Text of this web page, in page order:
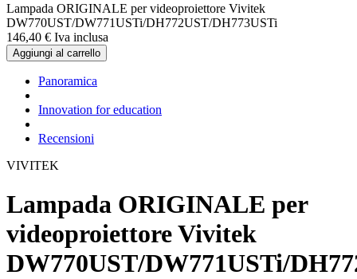
Lampada ORIGINALE per videoproiettore Vivitek
DW770UST/DW771USTi/DH772UST/DH773USTi
146,40 € Iva inclusa
Aggiungi al carrello
Panoramica
Innovation for education
Recensioni
VIVITEK
Lampada ORIGINALE per
videoproiettore Vivitek
DW770UST/DW771USTi/